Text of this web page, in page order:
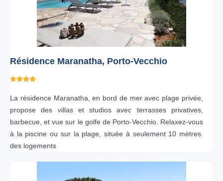
Résidence Maranatha, Porto-Vecchio
La résidence Maranatha, en bord de mer avec plage privée,
propose des villas et studios avec terrasses privatives,
barbecue, et vue sur le golfe de Porto-Vecchio. Relaxez-vous
à la piscine ou sur la plage, située à seulement 10 mètres.
des logements